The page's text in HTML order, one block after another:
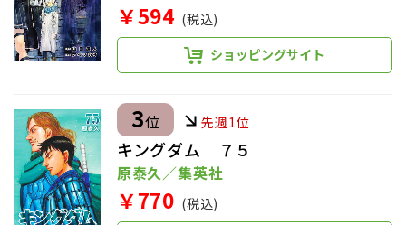
￥594 (税込)
ショッピングサイト
3位 先週1位
キングダム ７５
原泰久／集英社
￥770 (税込)